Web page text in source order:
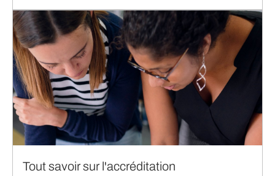
Tout savoir sur l'accréditation